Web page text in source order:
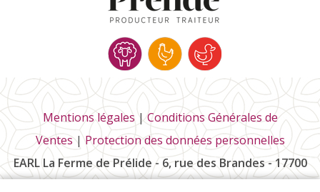
Mentions légales|Conditions Générales de
Ventes |Protection des données personnelles
EARL La Ferme de Prélide - 6, rue des Brandes - 17700